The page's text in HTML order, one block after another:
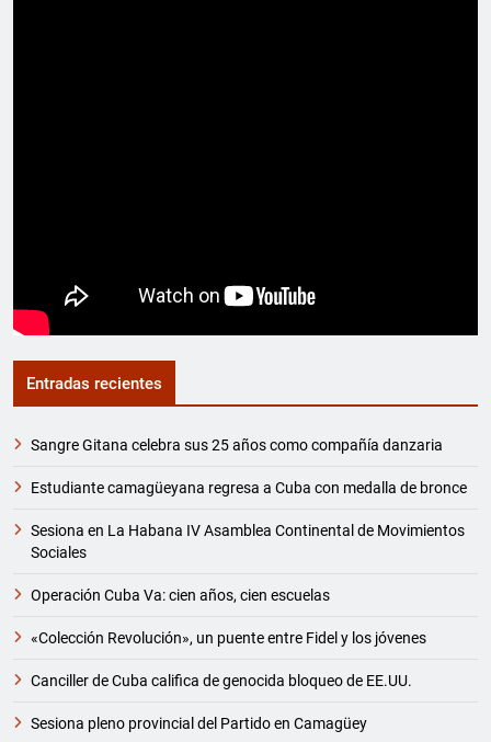
Entradas recientes
Sangre Gitana celebra sus 25 años como compañía danzaria
Estudiante camagüeyana regresa a Cuba con medalla de bronce
Sesiona en La Habana IV Asamblea Continental de Movimientos
Sociales
Operación Cuba Va: cien años, cien escuelas
«Colección Revolución», un puente entre Fidel y los jóvenes
Canciller de Cuba califica de genocida bloqueo de EE.UU.
Sesiona pleno provincial del Partido en Camagüey